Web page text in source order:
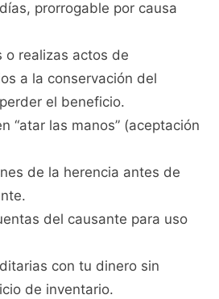
prorrogable por causa
o realizas actos de
a la conservación del
el beneficio.
“atar las manos” (aceptación
de la herencia antes de
del causante para uso
con tu dinero sin
de inventario.